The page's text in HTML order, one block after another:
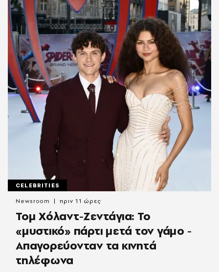
CELEBRITIES
Τομ Χόλαντ-Ζεντάγια: Το
«μυστικό» πάρτι μετά τον γάμο -
Απαγορεύονταν τα κινητά
τηλέφωνα
Newsroom πριν 11 ώρες